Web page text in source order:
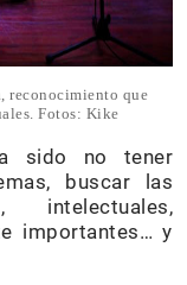
reconocimiento que
Fotos: Kike
sido no tener
buscar las
intelectuales,
importantes… y